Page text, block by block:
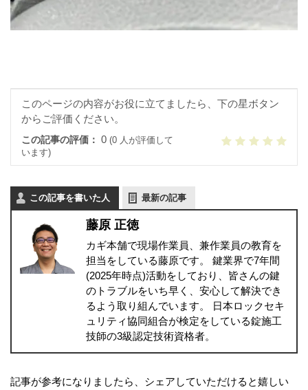
このページの内容がお役に立てましたら、下の星ボタン
からご評価ください。
この記事の評価： 0 (0 人が評価して
います)
この記事を書いた人 最新の記事
藤原 正徳
カギ本舗で現場作業員、兼作業員の教育を
担当をしている藤原です。 鍵業界で7年間
(2025年時点)活動をしており、皆さんの鍵
のトラブルをいち早く、安心して解決でき
るよう取り組んでいます。 日本ロックセキ
ュリティ協同組合が検定をしている錠施工
技師の3級認定技術資格者。
記事が参考になりましたら、シェアしていただけると嬉しい